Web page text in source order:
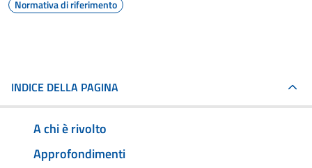
Normativa di riferimento
INDICE DELLA PAGINA
A chi è rivolto
Approfondimenti